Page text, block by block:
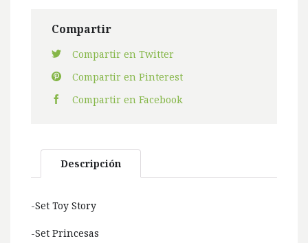
Compartir
Compartir en Twitter
Compartir en Pinterest
Compartir en Facebook
Descripción
-Set Toy Story
-Set Princesas